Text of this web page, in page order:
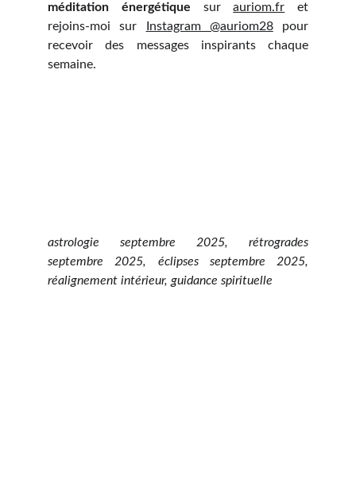
méditation énergétique surauriom.fr et
rejoins-moi sur
Instagram @auriom28pour
recevoir des messages inspirants chaque
semaine.
astrologie septembre 2025, rétrogrades
septembre 2025, éclipses septembre 2025,
réalignement intérieur, guidance spirituelle